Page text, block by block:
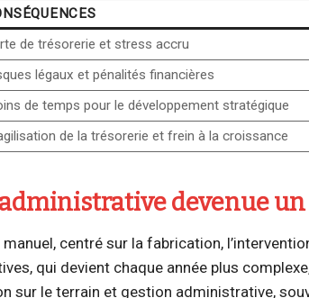
de trésorerie et stress accru
légaux et pénalités financières
de temps pour le développement stratégique
de la trésorerie et frein à la croissance
devenue
centré sur la fabrication,
qui devient chaque année plus
sur le terrain et gestion administrative,